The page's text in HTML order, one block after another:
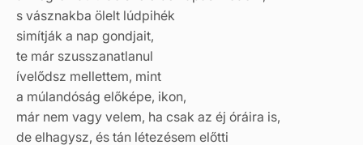
s vásznakba ölelt lúdpihék
simítják a nap gondjait,
te már szusszanatlanul
ívelődsz mellettem, mint
a múlandóság előképe, ikon,
már nem vagy velem, ha csak az éj óráira is,
de elhagysz, és tán létezésem előtti